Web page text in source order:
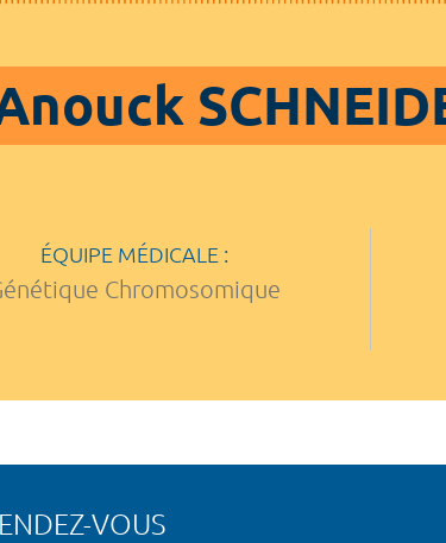
ÉQUIPE MÉDICALE :
Chromosomique
VOUS